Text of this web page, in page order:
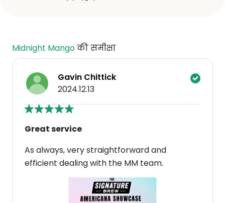
Midnight Mangoकी समीक्षा
Gavin Chittick
2024.12.13
Great service
As always, very straightforward and
efficient dealing with the MM team.